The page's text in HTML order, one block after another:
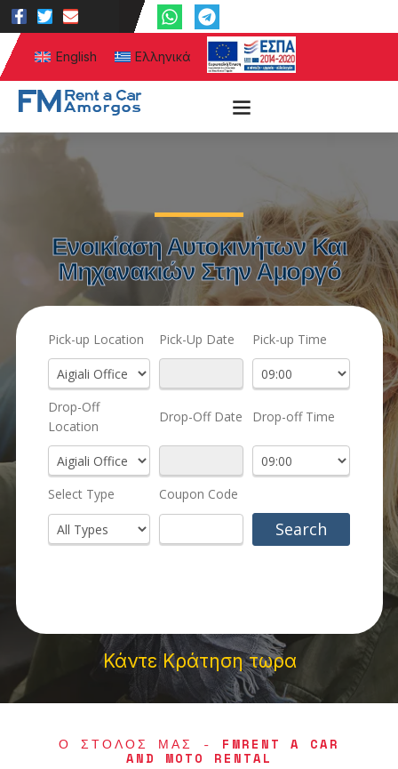
English Ελληνικά
Ενοικίαση Αυτοκινήτων Και
Μηχανακιών Στην Αμοργό
Κάντε Κράτηση τωρα
Ο ΣΤΟΛΟΣ ΜΑΣ - FMRENT A CAR
AND MOTO RENTAL